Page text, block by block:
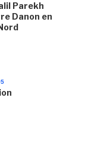
Parekh
Danon en